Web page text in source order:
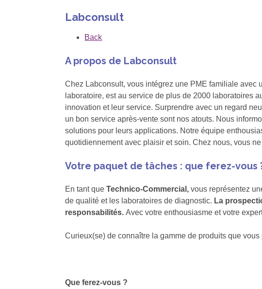
Labconsult
Back
A propos de Labconsult
Chez Labconsult, vous intégrez une PME familiale avec
laboratoire, est au service de plus de 2000 laboratoires
innovation et leur service. Surprendre avec un regard
un bon service après-vente sont nos atouts. Nous
solutions pour leurs applications. Notre équipe
quotidiennement avec plaisir et soin. Chez nous, vous
Votre paquet de tâches : que ferez-vous
En tant queTechnico-Commercial, vous représentez
de qualité et les laboratoires de diagnostic. La
responsabilités.Avec votre enthousiasme et votre
Curieux(se) de connaître la gamme de produits que
Que ferez-vous ?